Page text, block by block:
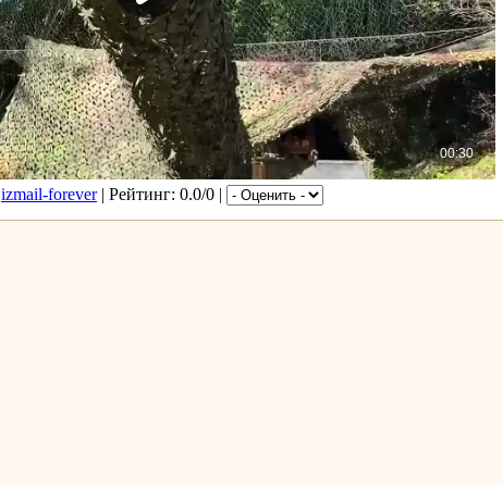
izmail-forever| Рейтинг: 0.0/0 |